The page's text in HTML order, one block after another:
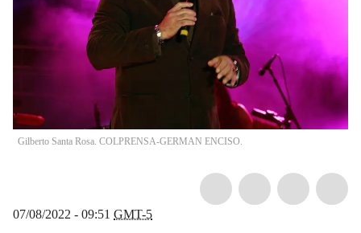
Gilberto Santa Rosa. COLPRENSA-GERMAN ENCISO.
07/08/2022 - 09:51 GMT-5